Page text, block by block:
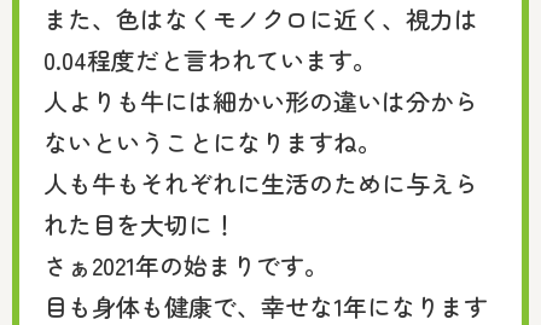
また、色はなくモノクロに近く、視力は
0.04程度だと言われています。
人よりも牛には細かい形の違いは分から
ないということになりますね。
人も牛もそれぞれに生活のために与えら
れた目を大切に！
さぁ2021年の始まりです。
目も身体も健康で、幸せな1年になります